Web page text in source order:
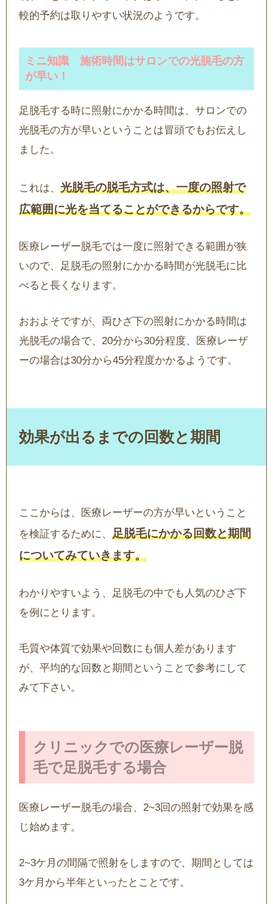
較的予約は取りやすい状況のようです。
ミニ知識 施術時間はサロンでの光脱毛の方
が早い！
足脱毛する時に照射にかかる時間は、サロンでの
光脱毛の方が早いということは冒頭でもお伝えし
ました。
これは、 光脱毛の脱毛方式は、一度の照射で
広範囲に光を当てることができるからです。
医療レーザー脱毛では一度に照射できる範囲が狭
いので、足脱毛の照射にかかる時間が光脱毛に比
べると長くなります。
おおよそですが、両ひざ下の照射にかかる時間は
光脱毛の場合で、20分から30分程度、医療レーザ
ーの場合は30分から45分程度かかるようです。
効果が出るまでの回数と期間
ここからは、医療レーザーの方が早いということ
を検証するために、 足脱毛にかかる回数と期間
についてみていきます。
わかりやすいよう、足脱毛の中でも人気のひざ下
を例にとります。
毛質や体質で効果や回数にも個人差があります
が、平均的な回数と期間ということで参考にして
みて下さい。
クリニックでの医療レーザー脱
毛で足脱毛する場合
医療レーザー脱毛の場合、2~3回の照射で効果を感
じ始めます。
2~3ケ月の間隔で照射をしますので、期間としては
3ケ月から半年といったとことです。